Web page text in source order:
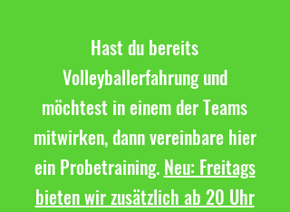
Hast du bereits
Volleyballerfahrung und
möchtest in einem der Teams
mitwirken, dann vereinbare hier
ein Probetraining. Neu: Freitags
bieten wir zusätzlich ab 20 Uhr